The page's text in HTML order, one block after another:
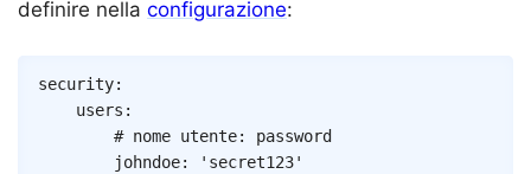
definire nella configurazione:
security:
users :
# nome utente: password
johndoe:
'secret123'